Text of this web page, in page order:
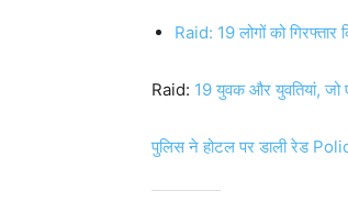
Raid: 19 लोगों को गिरफ्तार
Raid: 19 युवक और युवतियां, जो
पुलिस ने होटल पर डाली रेड